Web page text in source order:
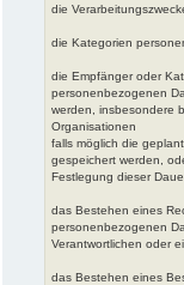
die
die Kategorien
die Empfänger oder
personenbezogenen
werden, insbesondere
Organisationen
falls möglich die
gespeichert werden,
Festlegung dieser
das Bestehen eines
personenbezogenen
Verantwortlichen oder
das Bestehen eines